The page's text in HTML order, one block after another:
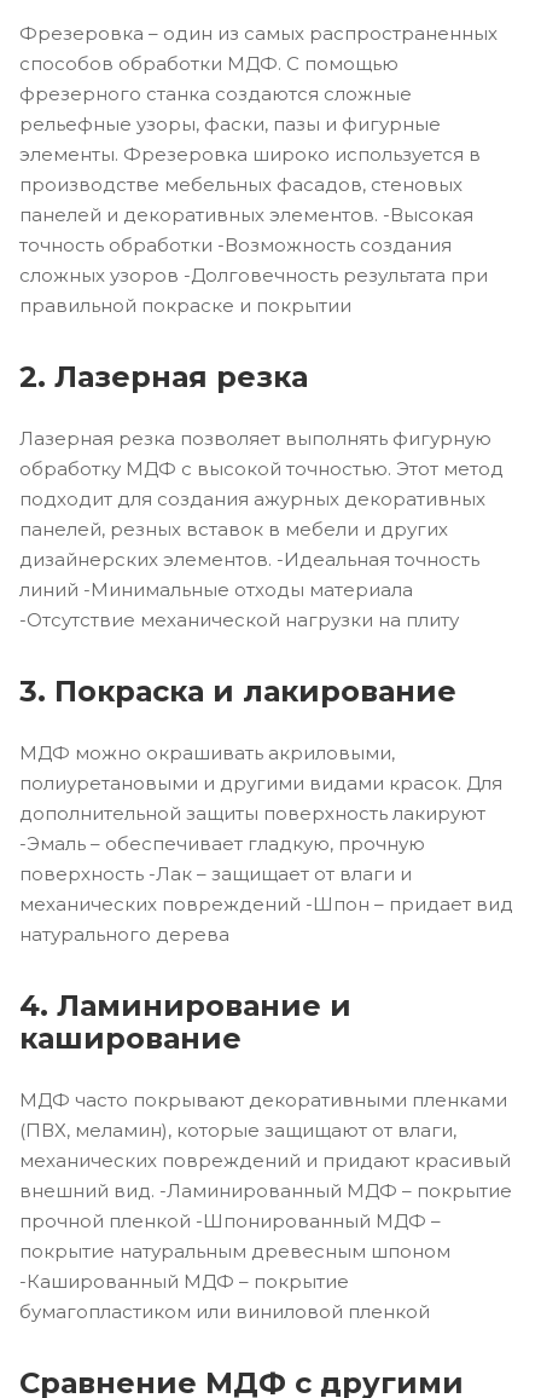
Фрезеровка – один из самых распространенных
способов обработки МДФ. С помощью
фрезерного станка создаются сложные
рельефные узоры, фаски, пазы и фигурные
элементы. Фрезеровка широко используется в
производстве мебельных фасадов, стеновых
панелей и декоративных элементов. -Высокая
точность обработки -Возможность создания
сложных узоров -Долговечность результата при
правильной покраске и покрытии
2. Лазерная резка
Лазерная резка позволяет выполнять фигурную
обработку МДФ с высокой точностью. Этот метод
подходит для создания ажурных декоративных
панелей, резных вставок в мебели и других
дизайнерских элементов. -Идеальная точность
линий -Минимальные отходы материала
-Отсутствие механической нагрузки на плиту
3. Покраска и лакирование
МДФ можно окрашивать акриловыми,
полиуретановыми и другими видами красок. Для
дополнительной защиты поверхность лакируют
-Эмаль – обеспечивает гладкую, прочную
поверхность -Лак – защищает от влаги и
механических повреждений -Шпон – придает вид
натурального дерева
4. Ламинирование и
каширование
МДФ часто покрывают декоративными пленками
(ПВХ, меламин), которые защищают от влаги,
механических повреждений и придают красивый
внешний вид. -Ламинированный МДФ – покрытие
прочной пленкой -Шпонированный МДФ –
покрытие натуральным древесным шпоном
-Кашированный МДФ – покрытие
бумагопластиком или виниловой пленкой
Сравнение МДФ с другими